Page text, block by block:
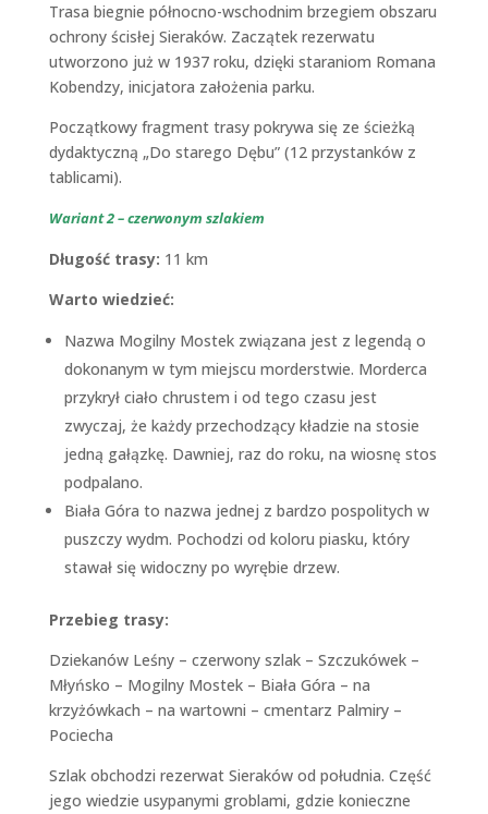
Trasa biegnie północno-wschodnim brzegiem obszaru
ochrony ścisłej Sieraków. Zaczątek rezerwatu
utworzono już w 1937 roku, dzięki staraniom Romana
Kobendzy, inicjatora założenia parku.
Początkowy fragment trasy pokrywa się ze ścieżką
dydaktyczną „Do starego Dębu” (12 przystanków z
tablicami).
Wariant 2 – czerwonym szlakiem
Długość trasy: 11 km
Warto wiedzieć:
Nazwa Mogilny Mostek związana jest z legendą o
dokonanym w tym miejscu morderstwie. Morderca
przykrył ciało chrustem i od tego czasu jest
zwyczaj, że każdy przechodzący kładzie na stosie
jedną gałązkę. Dawniej, raz do roku, na wiosnę stos
podpalano.
Biała Góra to nazwa jednej z bardzo pospolitych w
puszczy wydm. Pochodzi od koloru piasku, który
stawał się widoczny po wyrębie drzew.
Przebieg trasy:
Dziekanów Leśny – czerwony szlak – Szczukówek –
Młyńsko – Mogilny Mostek – Biała Góra – na
krzyżówkach – na wartowni – cmentarz Palmiry –
Pociecha
Szlak obchodzi rezerwat Sieraków od południa. Część
jego wiedzie usypanymi groblami, gdzie konieczne